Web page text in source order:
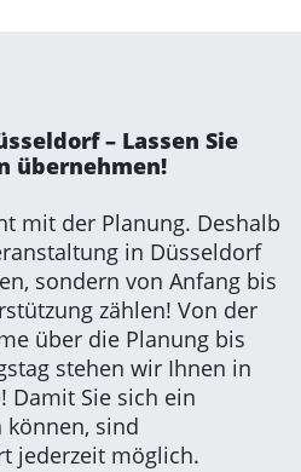
– Lassen Sie
übernehmen!
mit der Planung. Deshalb
in Düsseldorf
sondern von Anfang bis
zählen! Von der
über die Planung bis
stehen wir Ihnen in
Damit Sie sich ein
können, sind
jederzeit möglich.